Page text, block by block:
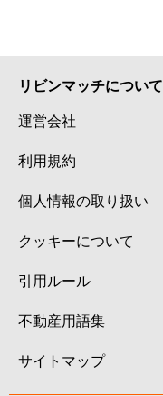
リビンマッチについて
運営会社
利用規約
個人情報の取り扱い
クッキーについて
引用ルール
不動産用語集
サイトマップ